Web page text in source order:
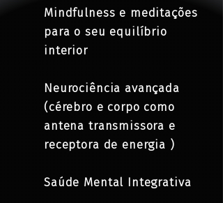
Mindfulness e meditações
para o seu equilíbrio
interior
Neurociência avançada
(cérebro e corpo como
antena transmissora e
receptora de energia )
Saúde Mental Integrativa